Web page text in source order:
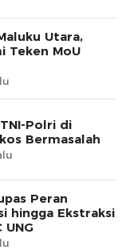
Utara,
Teken MoU
Polri di
Bermasalah
Peran
hingga Ekstraksi
UNG